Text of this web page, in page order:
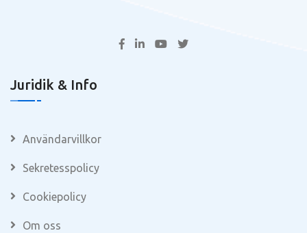
Juridik & Info
Användarvillkor
Sekretesspolicy
Cookiepolicy
Om oss